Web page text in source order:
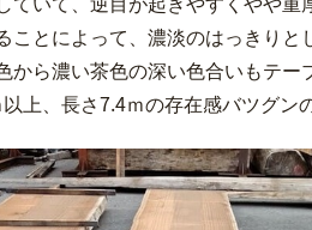
ことによって、濃淡のはっきりと
から濃い茶色の深い色合いもテー
上、長さ7.4ｍの存在感バツグン